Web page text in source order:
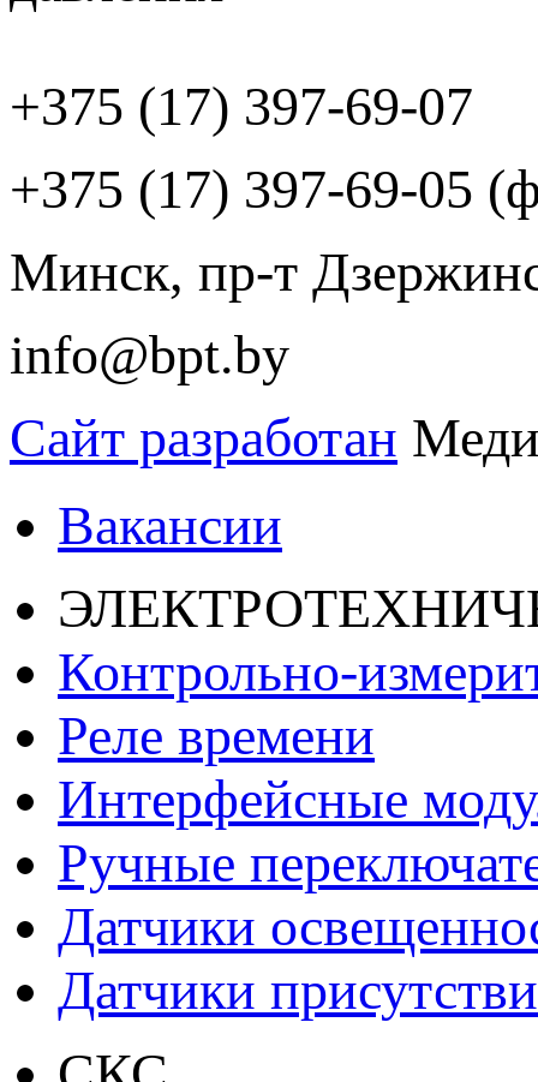
+375 (17) 397-69-07
+375 (17) 397-69-05
Минск, пр-т
info@bpt.by
Сайт разработан
Вакансии
Контрольно-
Реле времени
Интерфейсные
Ручные
Датчики
Датчики